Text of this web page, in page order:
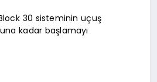
30 sisteminin uçuş
kadar başlamayı